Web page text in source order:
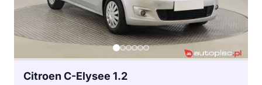
Citroen C-Elysee 1.2